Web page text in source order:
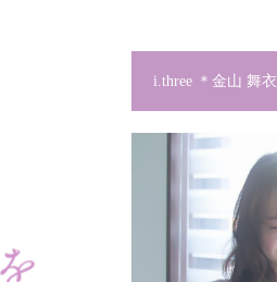
i.three ＊金山 舞衣